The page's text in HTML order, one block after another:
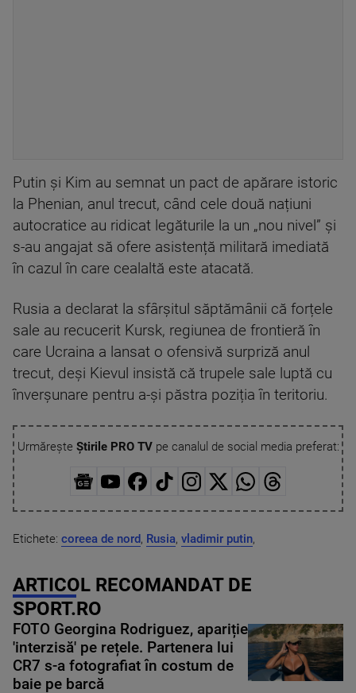
Putin și Kim au semnat un pact de apărare istoric
la Phenian, anul trecut, când cele două națiuni
autocratice au ridicat legăturile la un „nou nivel” și
s-au angajat să ofere asistență militară imediată
în cazul în care cealaltă este atacată.
Rusia a declarat la sfârșitul săptămânii că forțele
sale au recucerit Kursk, regiunea de frontieră în
care Ucraina a lansat o ofensivă surpriză anul
trecut, deși Kievul insistă că trupele sale luptă cu
înverșunare pentru a-și păstra poziția în teritoriu.
Urmărește Știrile PRO TVpe canalul de social media preferat:
Etichete: coreea de nord, Rusia, vladimir putin,
ARTICOL RECOMANDAT DE
SPORT.RO
FOTO Georgina Rodriguez, apariție
'interzisă' pe rețele. Partenera lui
CR7 s-a fotografiat în costum de
baie pe barcă